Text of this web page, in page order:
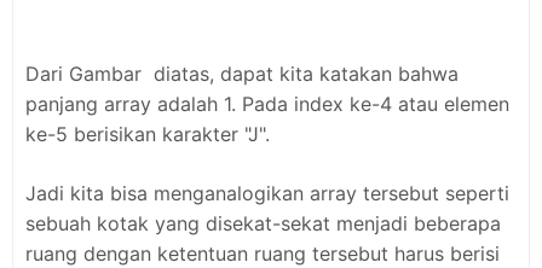
Dari Gambar diatas, dapat kita katakan bahwa
panjang array adalah 1. Pada index ke-4 atau elemen
ke-5 berisikan karakter "J".
Jadi kita bisa menganalogikan array tersebut seperti
sebuah kotak yang disekat-sekat menjadi beberapa
ruang dengan ketentuan ruang tersebut harus berisi